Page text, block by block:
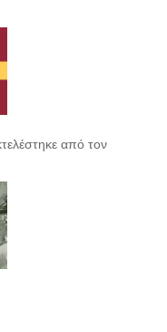
από τον